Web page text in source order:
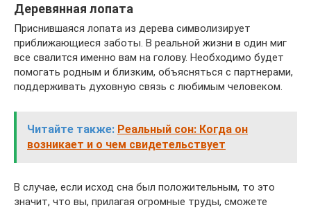
Деревянная лопата
Приснившаяся лопата из дерева символизирует
приближающиеся заботы. В реальной жизни в один миг
все свалится именно вам на голову. Необходимо будет
помогать родным и близким, объясняться с партнерами,
поддерживать духовную связь с любимым человеком.
Читайте также: Реальный сон: Когда он
возникает и о чем свидетельствует
В случае, если исход сна был положительным, то это
значит, что вы, прилагая огромные труды, сможете